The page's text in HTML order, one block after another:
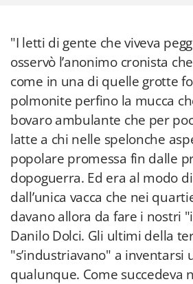
"I letti di gente che viveva
osservò l’anonimo cronista
come in una di quelle grotte
polmonite perfino la mucca
bovaro ambulante che per
latte a chi nelle spelonche
popolare promessa fin dalle
dopoguerra. Ed era al modo
dall’unica vacca che nei
davano allora da fare i nostri
Danilo Dolci. Gli ultimi della
"s’industriavano" a inventarsi
qualunque. Come succedeva